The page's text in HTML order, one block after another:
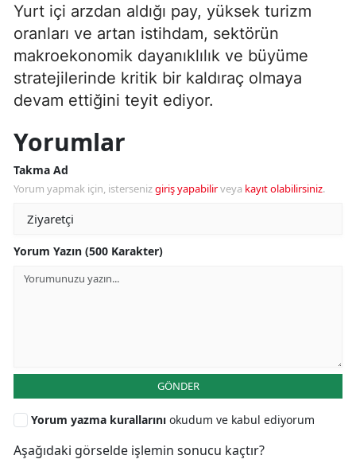
Yurt içi arzdan aldığı pay, yüksek turizm
oranları ve artan istihdam, sektörün
makroekonomik dayanıklılık ve büyüme
stratejilerinde kritik bir kaldıraç olmaya
devam ettiğini teyit ediyor.
Yorumlar
Takma Ad
Yorum yapmak için, istersenizgiriş yapabilirveya kayıt olabilirsiniz.
Yorum Yazın (500 Karakter)
GÖNDER
Yorum yazma kurallarını okudum ve kabul ediyorum
Aşağıdaki görselde işlemin sonucu kaçtır?